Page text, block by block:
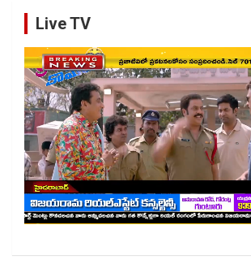
Live TV